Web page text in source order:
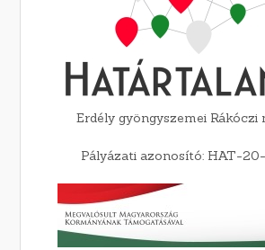
Erdély gyöngyszemei Rákóczi
Pályázati azonosító: HAT-